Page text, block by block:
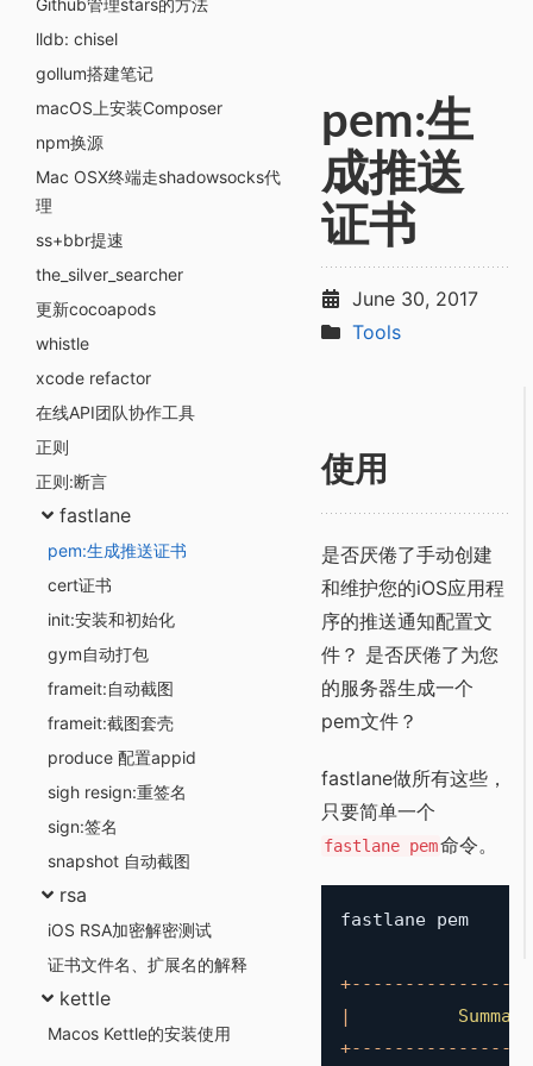
Github管理stars的方法
lldb: chisel
gollum搭建笔记
macOS上安装Composer
npm换源
Mac OSX终端走shadowsocks代
理
ss+bbr提速
the_silver_searcher
更新cocoapods
whistle
xcode refactor
在线API团队协作工具
正则
正则:断言
fastlane
pem:生成推送证书
cert证书
init:安装和初始化
gym自动打包
frameit:自动截图
frameit:截图套壳
produce 配置appid
sigh resign:重签名
sign:签名
snapshot 自动截图
rsa
iOS RSA加密解密测试
证书文件名、扩展名的解释
kettle
Macos Kettle的安装使用
pem:生
成推送
证书
June 30, 2017
Tools
使用
是否厌倦了手动创建
和维护您的iOS应用程
序的推送通知配置文
件？ 是否厌倦了为您
的服务器生成一个
pem文件？
fastlane做所有这些，
只要简单一个
fastlane pem命令。
fastlane pem
+-- -- -- -- -- -- -- --
|
Summary
+-- -- -- -- -- -- -- --